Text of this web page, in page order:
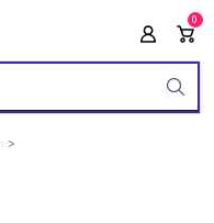
0